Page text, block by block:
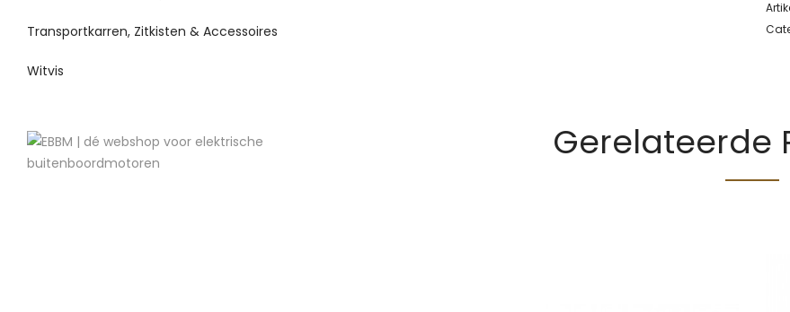
Gerelateerde
Transportkarren, Zitkisten & Accessoires
Witvis